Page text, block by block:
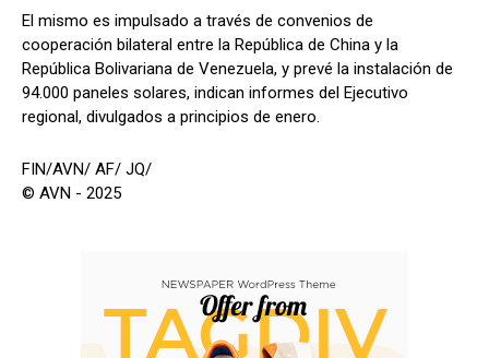
El mismo es impulsado a través de convenios de
cooperación bilateral entre la República de China y la
República Bolivariana de Venezuela, y prevé la instalación de
94.000 paneles solares, indican informes del Ejecutivo
regional, divulgados a principios de enero.
FIN/AVN/ AF/ JQ/
© AVN - 2025